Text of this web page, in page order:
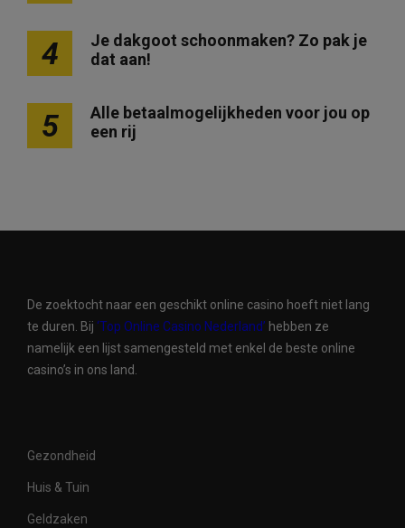
4
Je dakgoot schoonmaken? Zo pak je
dat aan!
5
Alle betaalmogelijkheden voor jou op
een rij
De zoektocht naar een geschikt online casino hoeft niet lang
te duren. Bij ‘Top Online Casino Nederland’ hebben ze
namelijk een lijst samengesteld met enkel de beste online
casino’s in ons land.
Gezondheid
Huis & Tuin
Geldzaken